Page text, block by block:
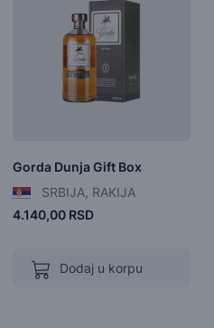
Gorda Dunja Gift Box
SRBIJA, RAKIJA
4.140,00 RSD
Dodaj u korpu